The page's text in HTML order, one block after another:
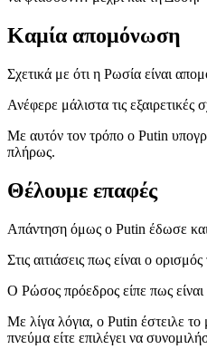
Καμία απομόνωση
Σχετικά με ότι η Ρωσία είναι
Ανέφερε μάλιστα τις
Με αυτόν τον τρόπο ο Putin
πλήρως.
Θέλουμε επαφές
Απάντηση όμως ο Putin έδωσε και
Στις αιτιάσεις πως είναι ο
Ο Ρώσος πρόεδρος είπε πως είναι
Με λίγα λόγια, ο Putin έστειλε το
πνεύμα είτε επιλέγει να